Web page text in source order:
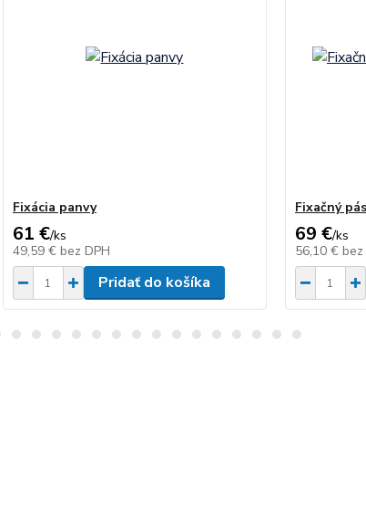
Fixácia panvy
61 €/ks
49,59 € bez DPH
Pridať do košíka
Fixačný
69 €/ks
56,10 € bez